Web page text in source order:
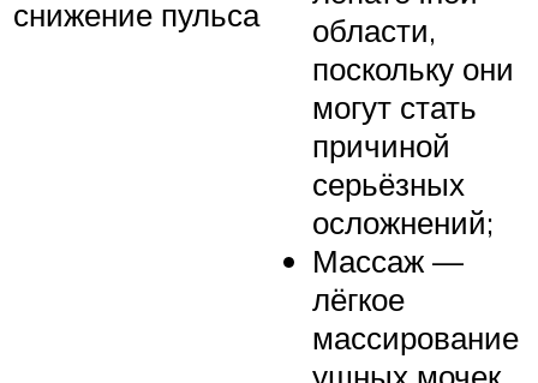
снижение пульса
области,
поскольку они
могут стать
причиной
серьёзных
осложнений;
Массаж —
лёгкое
массирование